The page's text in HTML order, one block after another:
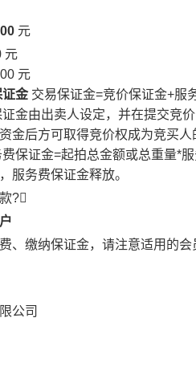
元
元
元
证金 交易保证金=竞价保证金+服
金由出卖人设定，并在提交竞
金后方可取得竞价权成为竞买人
费保证金=起拍总金额或总重量*
服务费保证金释放。
?
、缴纳保证金，请注意适用的会
公司